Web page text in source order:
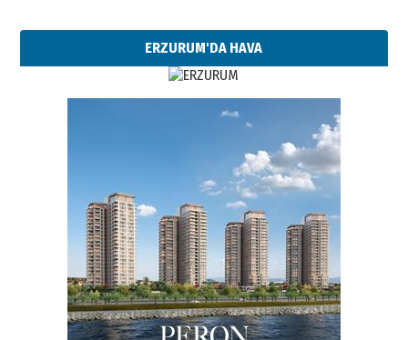
ERZURUM'DA HAVA
Esat BİNDESEN
Başkan Sekmen’den Erzurum’a
bir vizyon proje daha!
02 Ağustos 2026 Pazar
Kadir SABUNCUOĞLU